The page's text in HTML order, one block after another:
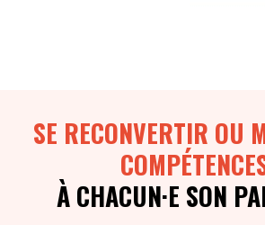
SE RECONVERTIR OU
À CHACUN·E SON